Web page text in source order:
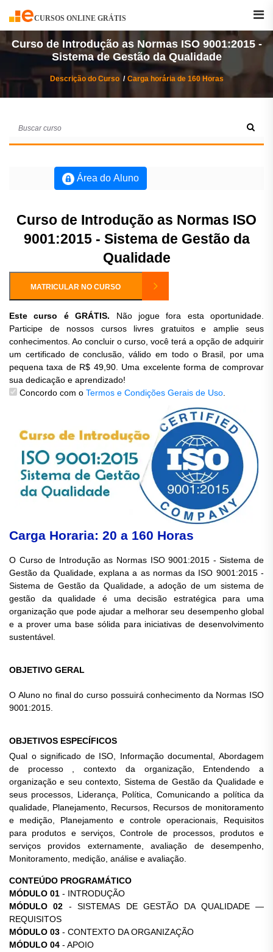
CURSOS ONLINE GRÁTIS
Curso
Curso de Introdução as Normas ISO 9001:2015 -
Sistema de Gestão da Qualidade
Descrição do Curso Carga horária de 160 Horas
Área do Aluno
Curso de Introdução as Normas ISO
9001:2015 - Sistema de Gestão da
Qualidade
MATRICULAR NO CURSO
Este curso é GRÁTIS. Não jogue fora esta oportunidade.
Participe de nossos cursos livres gratuitos e amplie seus
conhecimentos. Ao concluir o curso, você terá a opção de adquirir
um certificado de conclusão, válido em todo o Brasil, por uma
pequena taxa de R$ 49,90. Uma excelente forma de comprovar
sua dedicação e aprendizado!
Concordo com o Termos e Condições Gerais de Uso
Carga Horaria: 20 a 160 Horas
O Curso de Introdução as Normas ISO 9001:2015 - Sistema de
Gestão da Qualidade, explana a as normas da ISO 9001:2015 -
Sistema de Gestão da Qualidade, a adoção de um sistema de
gestão da qualidade é uma decisão estratégica para uma
organização que pode ajudar a melhorar seu desempenho global
e a prover uma base sólida para iniciativas de desenvolvimento
sustentável.
OBJETIVO GERAL
O Aluno no final do curso possuirá conhecimento da Normas ISO
9001:2015.
OBJETIVOS ESPECÍFICOS
Qual o significado de ISO, Informação documental, Abordagem
de processo , contexto da organização, Entendendo a
organização e seu contexto, Sistema de Gestão da Qualidade e
seus processos, Liderança, Política, Comunicando a política da
qualidade, Planejamento, Recursos, Recursos de monitoramento
e medição, Planejamento e controle operacionais, Requisitos
para produtos e serviços, Controle de processos, produtos e
serviços providos externamente, avaliação de desempenho,
Monitoramento, medição, análise e avaliação.
CONTEÚDO PROGRAMÁTICO
MÓDULO 01 - INTRODUÇÃO
MÓDULO 02 - SISTEMAS DE GESTÃO DA QUALIDADE —
REQUISITOS
MÓDULO 03 - CONTEXTO DA ORGANIZAÇÃO
MÓDULO 04 - APOIO